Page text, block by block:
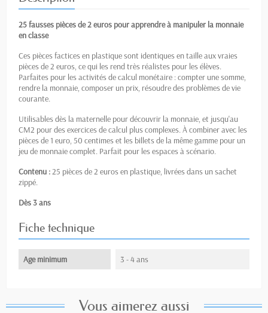
25 fausses pièces de 2 euros pour apprendre à manipuler la monnaie
en classe
Ces pièces factices en plastique sont identiques en taille aux vraies
pièces de 2 euros, ce qui les rend très réalistes pour les élèves.
Parfaites pour les activités de calcul monétaire : compter une somme,
rendre la monnaie, composer un prix, résoudre des problèmes de vie
courante.
Utilisables dès la maternelle pour découvrir la monnaie, et jusqu'au
CM2 pour des exercices de calcul plus complexes. À combiner avec les
pièces de 1 euro, 50 centimes et les billets de la même gamme pour un
jeu de monnaie complet. Parfait pour les espaces à scénario.
Contenu :25 pièces de 2 euros en plastique, livrées dans un sachet
zippé.
Dès 3 ans
Fiche technique
Age minimum 3 - 4 ans
Vous aimerez aussi